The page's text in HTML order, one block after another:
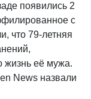
появились 2
с
что 79-летняя
жизнь её мужа.
News назвали